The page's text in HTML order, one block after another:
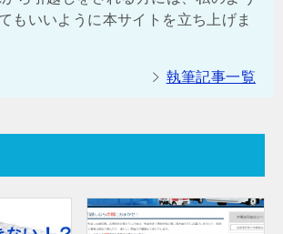
もいいように本サイトを立ち上げま
執筆記事一覧